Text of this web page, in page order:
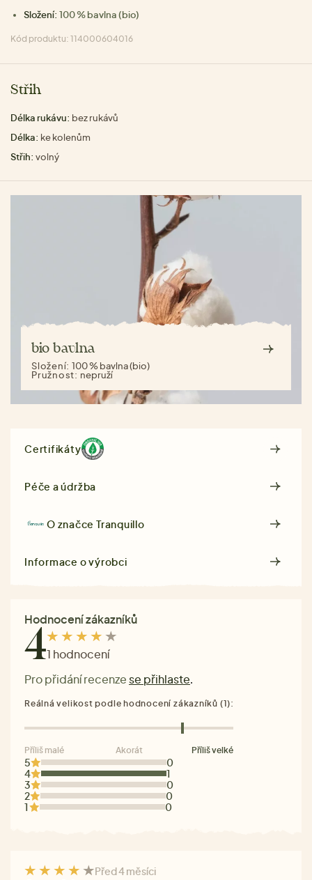
Složení: 100 % bavlna (bio)
Kód produktu: 114000604016
Střih
Délka rukávu: bez rukávů
Délka: ke kolenům
Střih: volný
bio bavlna
Složení:100 % bavlna (bio)
Pružnost: nepruží
Certifikáty
Péče a údržba
O značceTranquillo
Informace o výrobci
Hodnocení zákazníků
41 hodnocení
Pro přidání recenze se přihlaste.
5
0
4
1
3
0
2
0
1
0
Reálná velikost podle hodnocení zákazníků (1):
Příliš malé Akorát Příliš velké
Před 4 měsíci